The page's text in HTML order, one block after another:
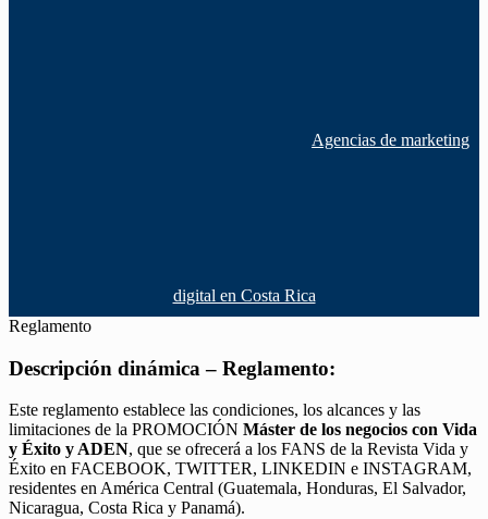
Agencias de marketing
digital en Costa Rica
Reglamento
Descripción dinámica – Reglamento:
Este reglamento establece las condiciones, los alcances y las
limitaciones de la PROMOCIÓN Máster de los negocios con Vida
y Éxito y ADEN, que se ofrecerá a los FANS de la Revista Vida y
Éxito en FACEBOOK, TWITTER, LINKEDIN e INSTAGRAM,
residentes en América Central (Guatemala, Honduras, El Salvador,
Nicaragua, Costa Rica y Panamá).